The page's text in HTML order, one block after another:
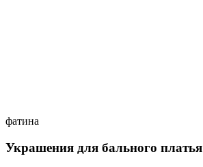
фатина
Украшения для бального платья